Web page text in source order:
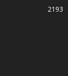
2193